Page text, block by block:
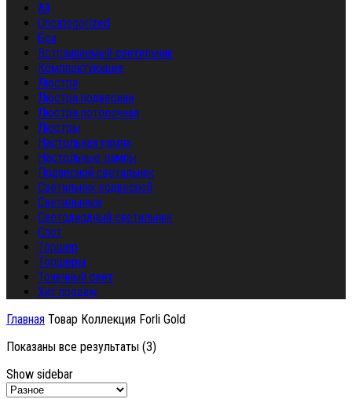
All
Uncategorized
Бра
Встраиваемый светильник
Комплектующие
Люстра
Люстра подвесная
Люстра потолочная
Люстры
Настольная лампа
Настольные лампы
Подвесной светильник
Светильник подвесной
Светильники
Светодиодный светильник
Спот
Торшер
Торшеры
Точечный свет
Хит продаж
Главная Товар Коллекция Forli Gold
Показаны все результаты (3)
Show sidebar